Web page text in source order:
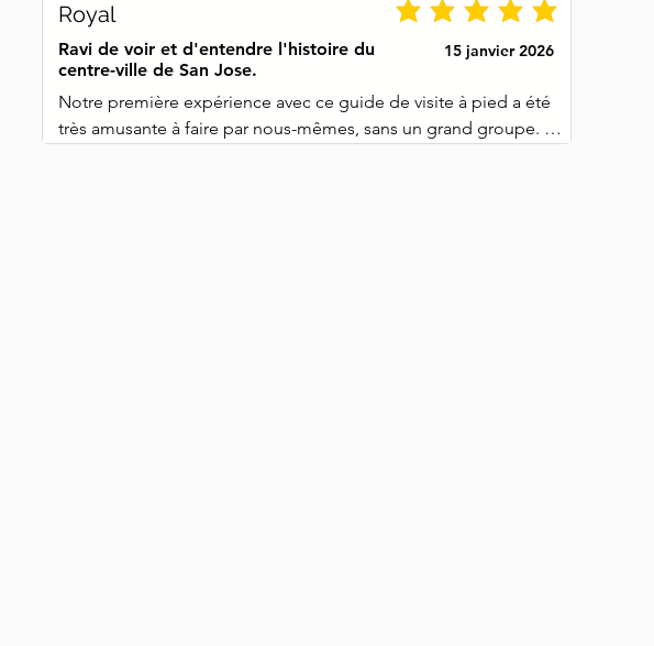
Royal
Ravi de voir et d'entendre l'histoire du
centre-ville de San Jose.
15 janvier 2026
Notre première expérience avec ce guide de visite à pied a été
très amusante à faire par nous-mêmes, sans un grand groupe.